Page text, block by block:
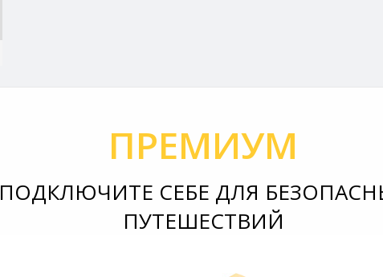
ПРЕМИУМ
ПОДКЛЮЧИТЕ СЕБЕ ДЛЯ
ПУТЕШЕСТВИЙ